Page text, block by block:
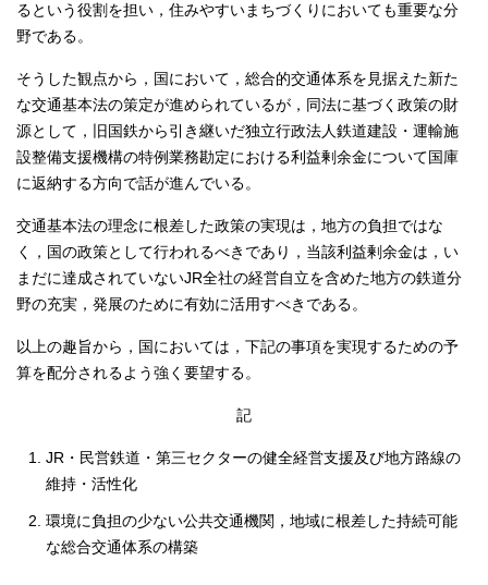
るという役割を担い，住みやすいまちづくりにおいても重要な分
野である。
そうした観点から，国において，総合的交通体系を見据えた新た
な交通基本法の策定が進められているが，同法に基づく政策の財
源として，旧国鉄から引き継いだ独立行政法人鉄道建設・運輸施
設整備支援機構の特例業務勘定における利益剰余金について国庫
に返納する方向で話が進んでいる。
交通基本法の理念に根差した政策の実現は，地方の負担ではな
く，国の政策として行われるべきであり，当該利益剰余金は，い
まだに達成されていないJR全社の経営自立を含めた地方の鉄道分
野の充実，発展のために有効に活用すべきである。
以上の趣旨から，国においては，下記の事項を実現するための予
算を配分されるよう強く要望する。
記
JR・民営鉄道・第三セクターの健全経営支援及び地方路線の
維持・活性化
環境に負担の少ない公共交通機関，地域に根差した持続可能
な総合交通体系の構築